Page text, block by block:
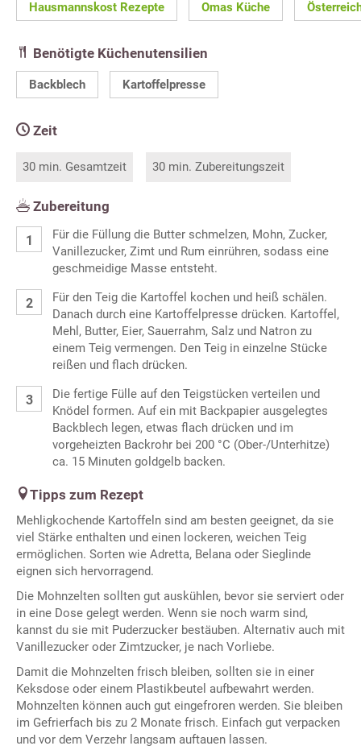
Hausmannskost Rezepte Omas Küche
Benötigte Küchenutensilien
Backblech Kartoffelpresse
Zeit
30 min. Gesamtzeit 30 min. Zubereitungszeit
Zubereitung
Für die Füllung die Butter schmelzen, Mohn, Zucker,
Vanillezucker, Zimt und Rum einrühren, sodass eine
geschmeidige Masse entsteht.
Für den Teig die Kartoffel kochen und heiß schälen.
Danach durch eine Kartoffelpresse drücken. Kartoffel,
Mehl, Butter, Eier, Sauerrahm, Salz und Natron zu
einem Teig vermengen. Den Teig in einzelne Stücke
reißen und flach drücken.
Die fertige Fülle auf den Teigstücken verteilen und
Knödel formen. Auf ein mit Backpapier ausgelegtes
Backblech legen, etwas flach drücken und im
vorgeheizten Backrohr bei 200 °C (Ober-/Unterhitze)
ca. 15 Minuten goldgelb backen.
Tipps zum Rezept
Mehligkochende Kartoffeln sind am besten geeignet, da sie
viel Stärke enthalten und einen lockeren, weichen Teig
ermöglichen. Sorten wie Adretta, Belana oder Sieglinde
eignen sich hervorragend.
Die Mohnzelten sollten gut auskühlen, bevor sie serviert oder
in eine Dose gelegt werden. Wenn sie noch warm sind,
kannst du sie mit Puderzucker bestäuben. Alternativ auch mit
Vanillezucker oder Zimtzucker, je nach Vorliebe.
Damit die Mohnzelten frisch bleiben, sollten sie in einer
Keksdose oder einem Plastikbeutel aufbewahrt werden.
Mohnzelten können auch gut eingefroren werden. Sie bleiben
im Gefrierfach bis zu 2 Monate frisch. Einfach gut verpacken
und vor dem Verzehr langsam auftauen lassen.